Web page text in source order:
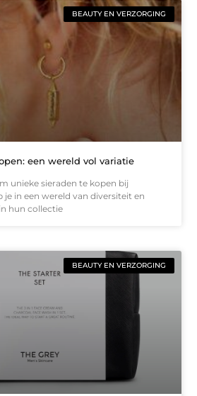
BEAUTY EN VERZORGING
een wereld vol variatie
unieke sieraden te kopen bij
je in een wereld van diversiteit en
hun collectie
BEAUTY EN VERZORGING